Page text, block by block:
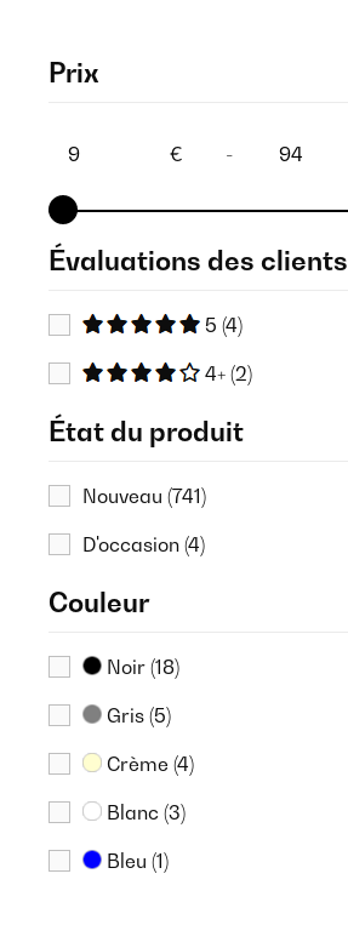
Prix
€ -
Évaluations des clients
5 (4)
4+ (2)
État du produit
Nouveau (741)
D'occasion (4)
Couleur
Noir (18)
Gris (5)
Crème (4)
Blanc (3)
Bleu (1)